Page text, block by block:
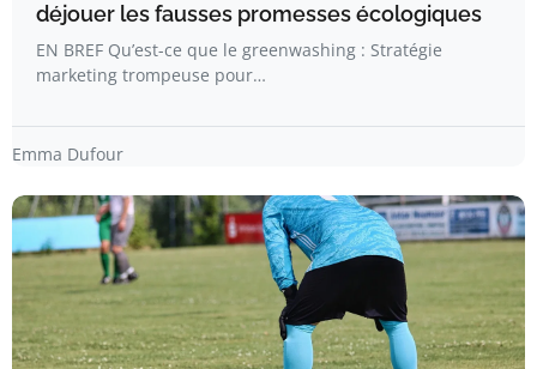
déjouer les fausses promesses écologiques
EN BREF Qu’est-ce que le greenwashing : Stratégie
marketing trompeuse pour…
Emma Dufour